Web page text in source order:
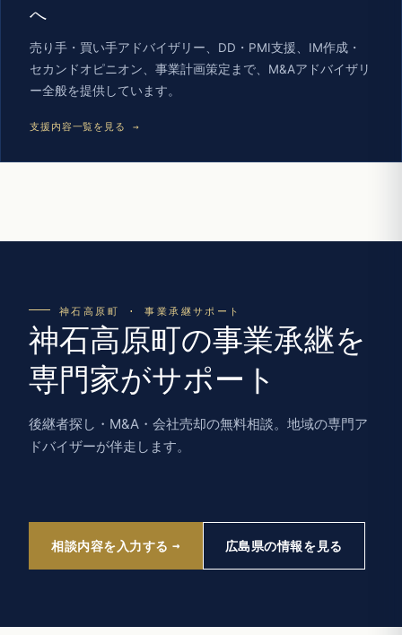
へ
売り手・買い手アドバイザリー、DD・PMI支援、IM作成・
セカンドオピニオン、事業計画策定まで、M&Aアドバイザリ
ー全般を提供しています。
支援内容一覧を見る →
神石高原町 · 事業承継サポート
神石高原町の事業承継を
専門家がサポート
後継者探し・M&A・会社売却の無料相談。地域の専門ア
ドバイザーが伴走します。
相談内容を入力する 広島県の情報を見る